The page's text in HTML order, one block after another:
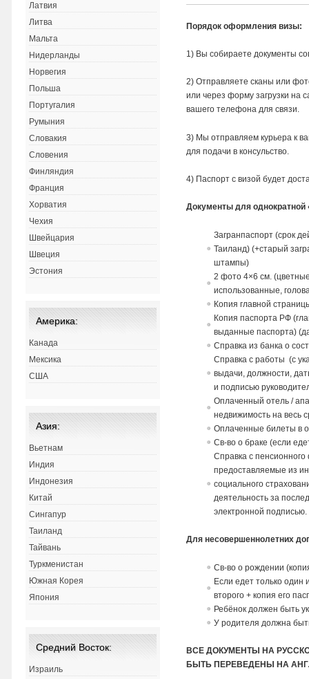
Порядок оформления визы:
1) Вы собираете документы
2) Отправляете сканы или
или через форму загрузки на
вашего телефона для связи.
3) Мы отправляем курьера к
для подачи в консульство.
4) Паспорт с визой будет
Документы для однократной
Загранпаспорт (срок
Таиланд) (+старый
штампы)
2 фото 4×6 см.
использованные,
Копия главной
Копия паспорта РФ
выданные паспорта)
Справка из банка о
Справка с работы (с
выдачи, должности,
и подписью
Оплаченный отель /
недвижимость на весь
Оплаченные билеты в
Св-во о браке (если
Справка с
предоставляемые из
социального
деятельность за
электронной подписью.
Для несовершеннолетних
Св-во о рождении
Если едет только один
второго + копия его
Ребёнок должен быть
У родителя должна
ВСЕ ДОКУМЕНТЫ НА
БЫТЬ ПЕРЕВЕДЕНЫ НА
Латвия
Литва
Мальта
Нидерланды
Норвегия
Польша
Португалия
Румыния
Словакия
Словения
Финляндия
Франция
Хорватия
Чехия
Швейцария
Швеция
Эстония
Америка:
Канада
Мексика
США
Азия:
Вьетнам
Индия
Индонезия
Китай
Сингапур
Таиланд
Тайвань
Туркменистан
Южная Корея
Япония
Средний Восток:
Израиль